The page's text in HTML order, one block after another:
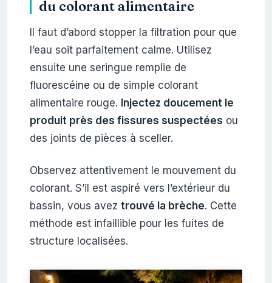
du colorant alimentaire
Il faut d’abord stopper la filtration pour que
l’eau soit parfaitement calme. Utilisez
ensuite une seringue remplie de
fluorescéine ou de simple colorant
alimentaire rouge. Injectez doucement le
produit près des fissures suspectées ou
des joints de pièces à sceller.
Observez attentivement le mouvement du
colorant. S’il est aspiré vers l’extérieur du
bassin, vous avez trouvé la brèche. Cette
méthode est infaillible pour les fuites de
structure localisées.